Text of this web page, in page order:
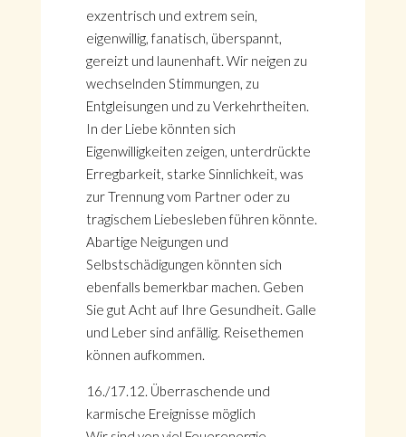
exzentrisch und extrem sein,
eigenwillig, fanatisch, überspannt,
gereizt und launenhaft. Wir neigen zu
wechselnden Stimmungen, zu
Entgleisungen und zu Verkehrtheiten.
In der Liebe könnten sich
Eigenwilligkeiten zeigen, unterdrückte
Erregbarkeit, starke Sinnlichkeit, was
zur Trennung vom Partner oder zu
tragischem Liebesleben führen könnte.
Abartige Neigungen und
Selbstschädigungen könnten sich
ebenfalls bemerkbar machen. Geben
Sie gut Acht auf Ihre Gesundheit. Galle
und Leber sind anfällig. Reisethemen
können aufkommen.
16./17.12. Überraschende und
karmische Ereignisse möglich